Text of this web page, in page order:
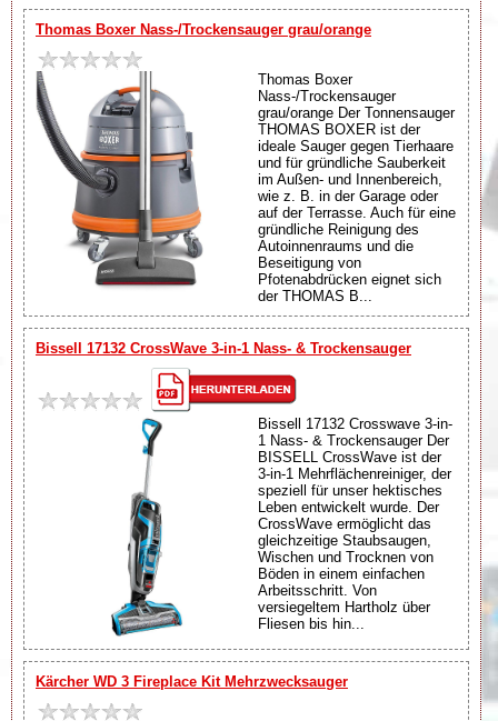
Thomas Boxer Nass-/Trockensauger grau/orange
Thomas Boxer
Nass-/Trockensauger
grau/orange Der Tonnensauger
THOMAS BOXER ist der
ideale Sauger gegen Tierhaare
und für gründliche Sauberkeit
im Außen- und Innenbereich,
wie z. B. in der Garage oder
auf der Terrasse. Auch für eine
gründliche Reinigung des
Autoinnenraums und die
Beseitigung von
Pfotenabdrücken eignet sich
der THOMAS B...
Bissell 17132 CrossWave 3-in-1 Nass- & Trockensauger
Bissell 17132 Crosswave 3-in-
1 Nass- & Trockensauger Der
BISSELL CrossWave ist der
3-in-1 Mehrflächenreiniger, der
speziell für unser hektisches
Leben entwickelt wurde. Der
CrossWave ermöglicht das
gleichzeitige Staubsaugen,
Wischen und Trocknen von
Böden in einem einfachen
Arbeitsschritt. Von
versiegeltem Hartholz über
Fliesen bis hin...
Kärcher WD 3 Fireplace Kit Mehrzwecksauger